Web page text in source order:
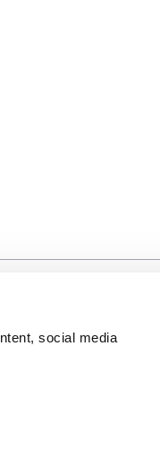
social media